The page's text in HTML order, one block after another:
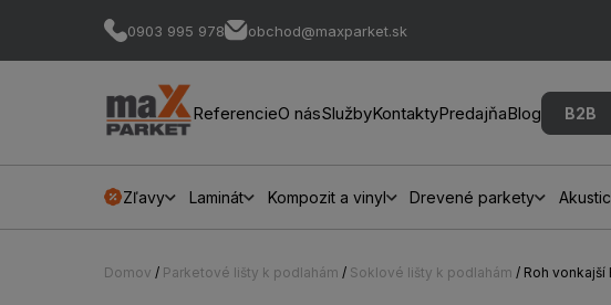
0903 995 978 obchod@maxparket.sk
ReferencieO násSlužbyKontaktyPredajňaBlog B2B
Zľavy Laminát Kompozit a vinyl Drevené parkety
Domov / Parketové lišty k podlahám / Soklové lišty k podlahám / Roh vonkajší